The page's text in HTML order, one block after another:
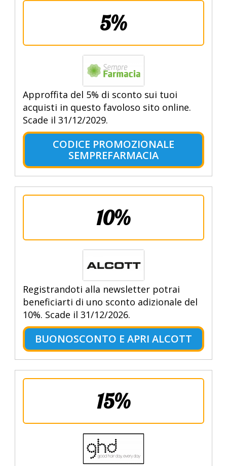
5%
Approffita del 5% di sconto sui tuoi
acquisti in questo favoloso sito online.
Scade il 31/12/2029.
CODICE PROMOZIONALE
SEMPREFARMACIA
10%
Registrandoti alla newsletter potrai
beneficiarti di uno sconto adizionale del
10%. Scade il 31/12/2026.
BUONOSCONTO E APRI ALCOTT
15%